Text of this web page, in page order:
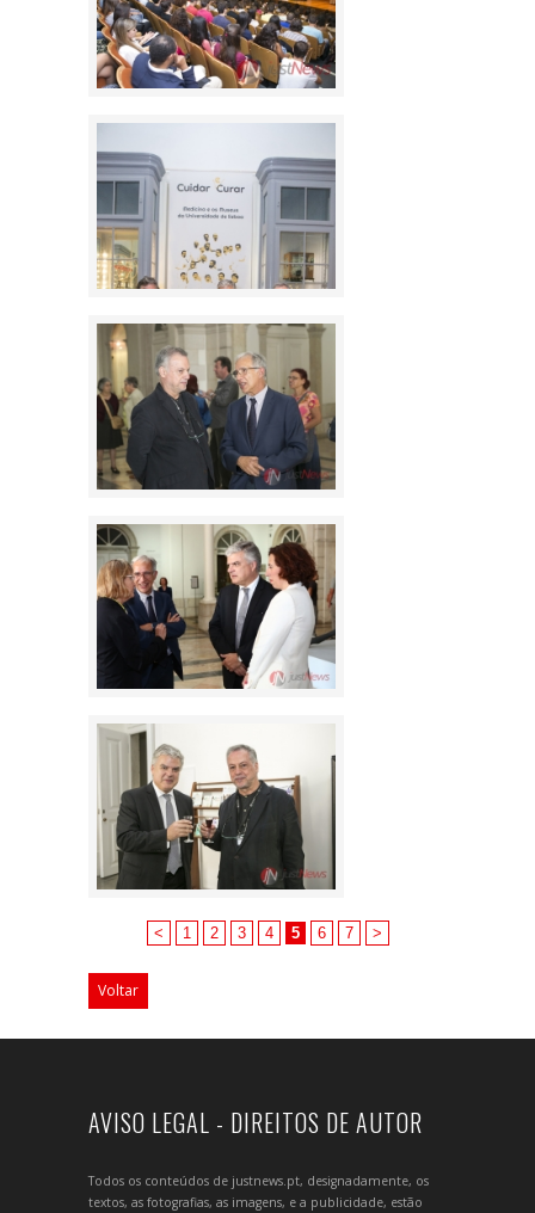
< 1 2 3 4 5 6 7 >
Voltar
AVISO LEGAL - DIREITOS DE AUTOR
Todos os conteúdos de justnews.pt, designadamente, os
textos, as fotografias, as imagens, e a publicidade, estão